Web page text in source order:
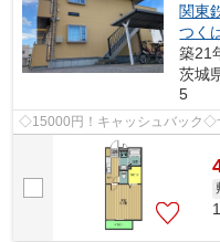
関東
つく
築21
茨城
5
◇15000円！キャッシュバック◇